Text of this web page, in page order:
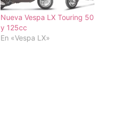
Nueva Vespa LX Touring 50
y 125cc
En «Vespa LX»